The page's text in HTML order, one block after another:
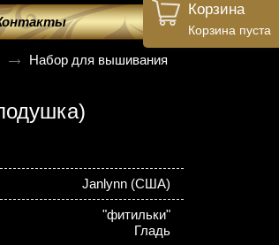
Корзина
Корзина пуста
Набор для вышивания
Janlynn (США)
"фитильки"
Гладь